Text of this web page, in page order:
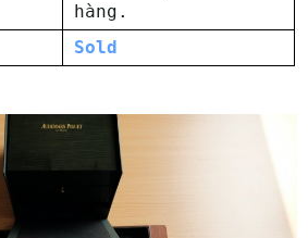
hàng.
Sold